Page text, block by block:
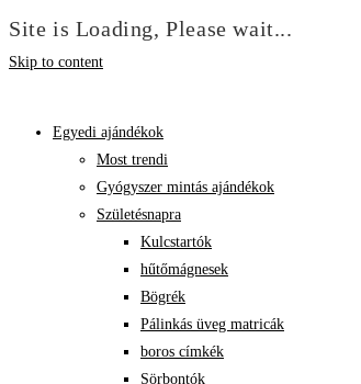
Site is Loading, Please wait...
Skip to content
Egyedi ajándékok
Most trendi
Gyógyszer mintás ajándékok
Születésnapra
Kulcstartók
hűtőmágnesek
Bögrék
Pálinkás üveg matricák
boros címkék
Sörbontók